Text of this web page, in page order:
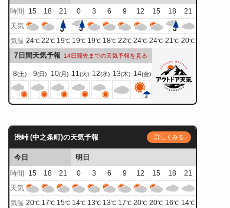
時間
15 18 21 0 3 6 9 12 15 18
21
天気
気温 24℃ 22℃ 19℃ 19℃ 19℃ 18℃ 22℃ 24℃ 24℃ 21℃ 20℃
7日間天気予報 14日間先までの天気予報を見る
8(土) 9(日) 10(月) 11(火) 12(水) 13(木) 14(金)
渋峠 (中之条町)の天気予報 詳しくみる
今日
明日
時間
15 18 21 0 3 6 9 12 15 18
21
天気
気温 20℃ 17℃ 15℃ 14℃ 13℃ 13℃ 17℃ 20℃ 20℃ 16℃ 14℃